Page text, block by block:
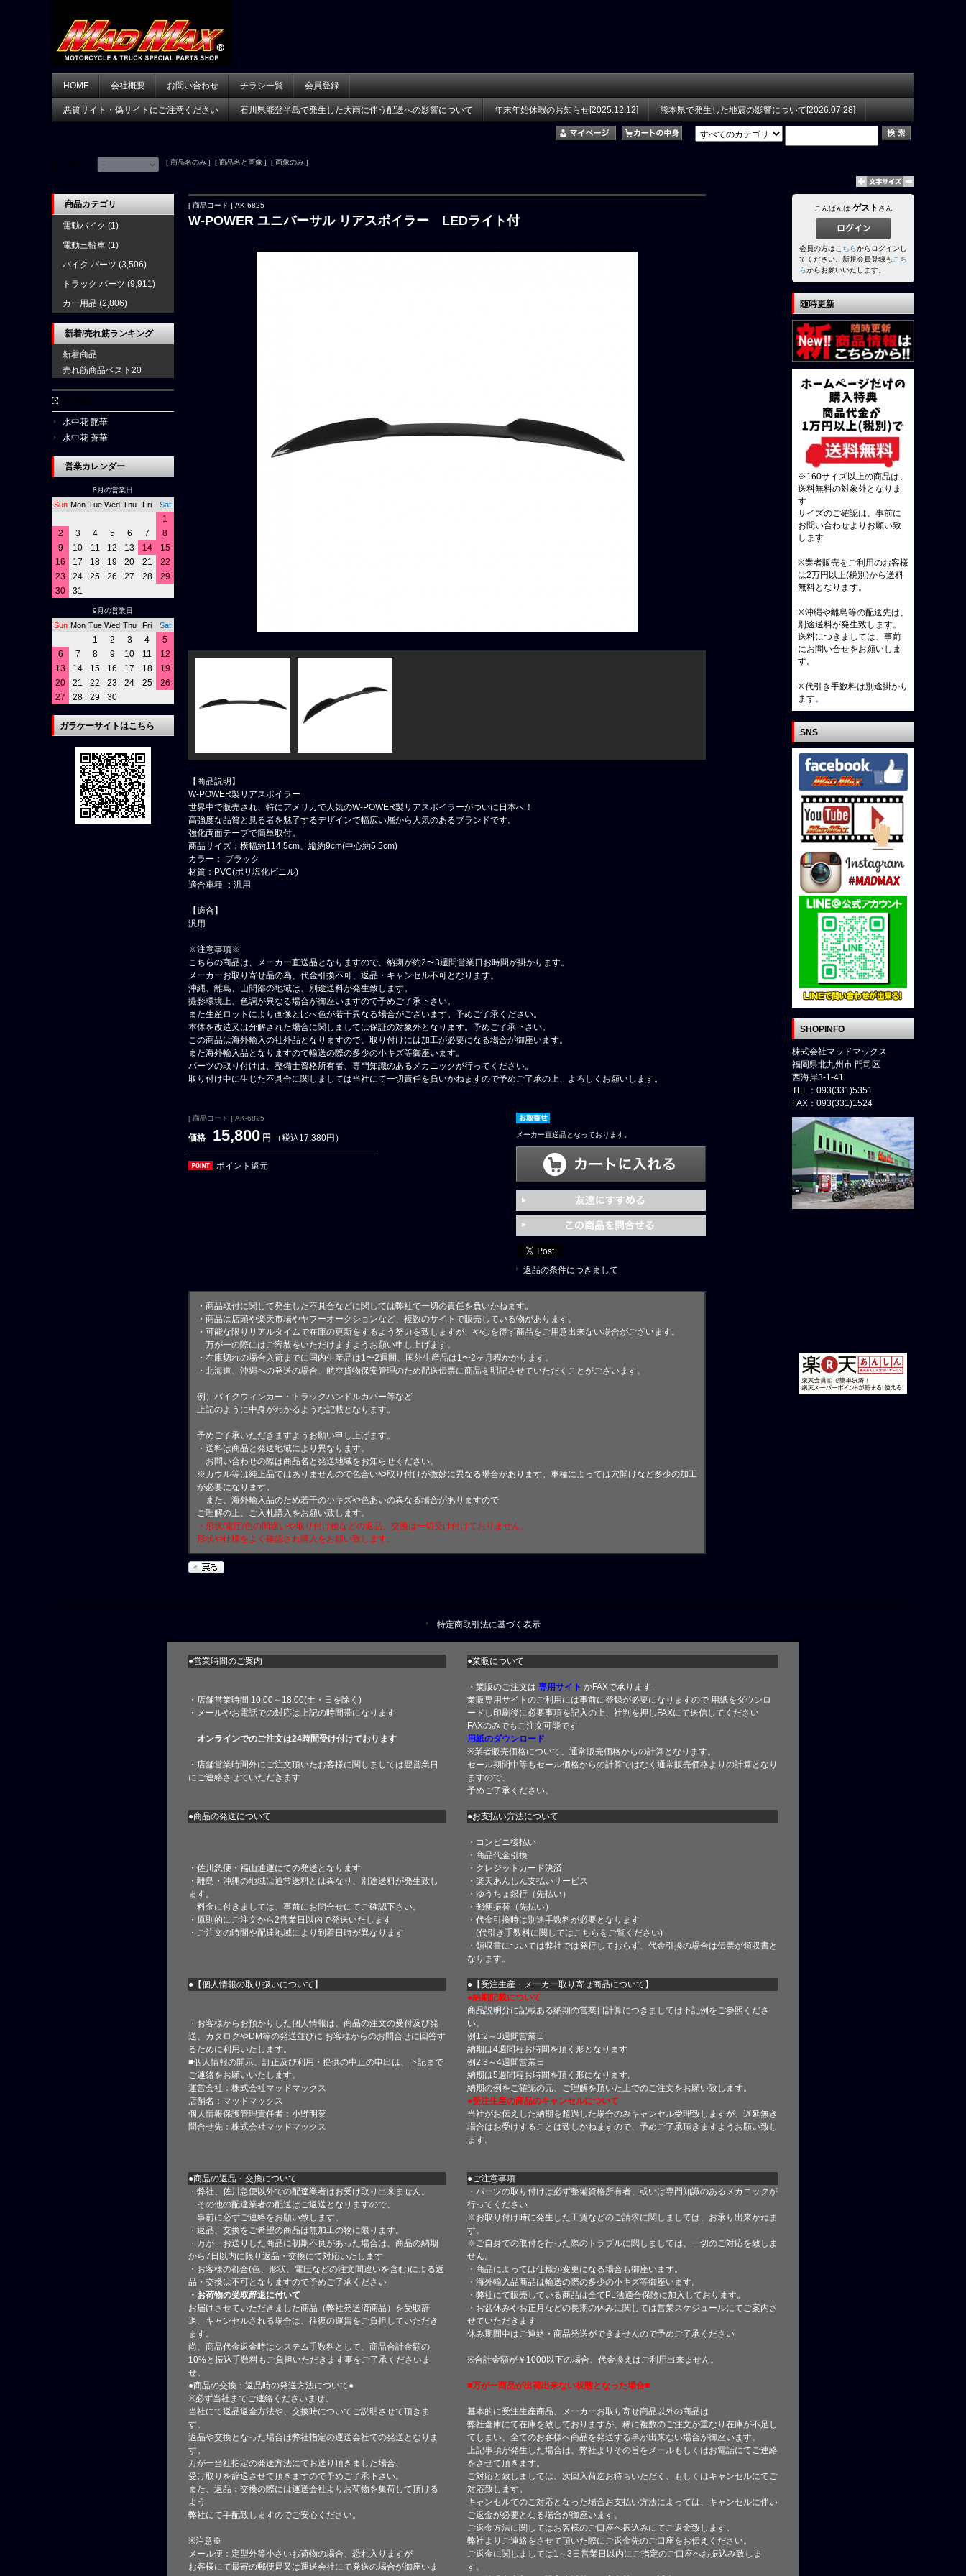
HOME 会社概要 お問い合わせ チラシ一覧 会員登録
悪質サイト・偽サイトにご注意ください 石川県能登半島で発生した大雨に伴う配送への影響について 年末年始休暇のお知らせ[2025.12.12] 熊本県で発生した地震の影響について[2026.07.28]
[ 商品名のみ ] [ 商品名と画像 ] [ 画像のみ ]
[ 商品コード ] AK-6825
W-POWER ユニバーサル リアスポイラー LEDライト付
【商品説明】
W-POWER製リアスポイラー
世界中で販売され、特にアメリカで人気のW-POWER製リアスポイラーがついに日本へ！
高強度な品質と見る者を魅了するデザインで幅広い層から人気のあるブランドです。
強化両面テープで簡単取付。
商品サイズ：横幅約114.5cm、縦約9cm(中心約5.5cm)
カラー： ブラック
材質：PVC(ポリ塩化ビニル)
適合車種 ：汎用
【適合】
汎用
※注意事項※
こちらの商品は、メーカー直送品となりますので、納期が約2〜3週間営業日お時間が掛かります。
メーカーお取り寄せ品の為、代金引換不可、返品・キャンセル不可となります。
沖縄、離島、山間部の地域は、別途送料が発生致します。
撮影環境上、色調が異なる場合が御座いますので予めご了承下さい。
また生産ロットにより画像と比べ色が若干異なる場合がございます。予めご了承ください。
本体を改造又は分解された場合に関しましては保証の対象外となります。予めご了承下さい。
この商品は海外輸入の社外品となりますので、取り付けには加工が必要になる場合が御座います。
また海外輸入品となりますので輸送の際の多少の小キズ等御座います。
パーツの取り付けは、整備士資格所有者、専門知識のあるメカニックが行ってください。
取り付け中に生じた不具合に関しましては当社にて一切責任を負いかねますので予めご了承の上、よろしくお願いします。
[ 商品コード ] AK-6825
価格 15,800 円 （税込17,380円）
ポイント還元
メーカー直送品となっております。
返品の条件につきまして
・商品取付に関して発生した不具合などに関しては弊社で一切の責任を負いかねます。
・商品は店頭や楽天市場やヤフーオークションなど、複数のサイトで販売している物があります。
・可能な限りリアルタイムで在庫の更新をするよう努力を致しますが、やむを得ず商品をご用意出来ない場合がございます。
万が一の際にはご容赦をいただけますようお願い申し上げます。
・在庫切れの場合入荷までに国内生産品は1〜2週間、国外生産品は1〜2ヶ月程かかります。
・北海道、沖縄への発送の場合、航空貨物保安管理のため配送伝票に商品を明記させていただくことがございます。
例）バイクウィンカー・トラックハンドルカバー等など
上記のように中身がわかるような記載となります。
予めご了承いただきますようお願い申し上げます。
・送料は商品と発送地域により異なります。
お問い合わせの際は商品名と発送地域をお知らせください。
※カウル等は純正品ではありませんので色合いや取り付けが微妙に異なる場合があります。車種によっては穴開けなど多少の加工
が必要になります。
また、海外輸入品のため若干の小キズや色あいの異なる場合がありますので
ご理解の上、ご入札購入をお願い致します。
・形状/電圧/色の間違いや取り付け後などの返品、交換は一切受け付けておりません。
形状や仕様をよく確認され購入をお願い致します。
商品カテゴリ
電動バイク (1)
電動三輪車 (1)
バイク パーツ (3,506)
トラック パーツ (9,911)
カー用品 (2,806)
新着/売れ筋ランキング
新着商品
売れ筋商品ベスト20
水中花 艶華
水中花 蒼華
営業カレンダー
8月の営業日
Sun Mon Tue Wed Thu Fri Sat
1
2
3 4 5 6 7
8
9
10 11 12 13 14
15
16
17 18 19 20 21
22
23
24 25 26 27 28
29
30
31
9月の営業日
Sun Mon Tue Wed Thu Fri Sat
1 2 3 4
5
6
7 8 9 10 11
12
13
14 15 16 17 18
19
20
21 22 23 24 25
26
27
28 29 30
ガラケーサイトはこちら
こんばんは ゲスト さん
会員の方はこちらからログインし
てください。新規会員登録もこち
らからお願いいたします。
随時更新
※160サイズ以上の商品は、
送料無料の対象外となりま
す
サイズのご確認は、事前に
お問い合わせよりお願い致
します
※業者販売をご利用のお客様
は2万円以上(税別)から送料
無料となります。
※沖縄や離島等の配送先は、
別途送料が発生致します。
送料につきましては、事前
にお問い合せをお願いしま
す。
※代引き手数料は別途掛かり
ます。
SNS
SHOPINFO
株式会社マッドマックス
福岡県北九州市 門司区
西海岸3-1-41
TEL：093(331)5351
FAX：093(331)1524
特定商取引法に基づく表示
●営業時間のご案内 ●業販について
・店舗営業時間 10:00～18:00(土・日を除く)
・メールやお電話での対応は上記の時間帯になります
オンラインでのご注文は24時間受け付けております
・店舗営業時間外にご注文頂いたお客様に関しましては翌営業日
にご連絡させていただきます
・業販のご注文は 専用サイト かFAXで承ります
業販専用サイトのご利用には事前に登録が必要になりますので 用紙をダウンロ
ードし印刷後に必要事項を記入の上、社判を押しFAXにて送信してください
FAXのみでもご注文可能です
用紙のダウンロード
※業者販売価格について、通常販売価格からの計算となります。
セール期間中等もセール価格からの計算ではなく通常販売価格よりの計算となり
ますので、
予めご了承ください。
●商品の発送について ●お支払い方法について
・佐川急便・福山通運にての発送となります
・離島・沖縄の地域は通常送料とは異なり、別途送料が発生致し
ます。
料金に付きましては、事前にお問合せにてご確認下さい。
・原則的にご注文から2営業日以内で発送いたします
・ご注文の時間や配達地域により到着日時が異なります
・コンビニ後払い
・商品代金引換
・クレジットカード決済
・楽天あんしん支払いサービス
・ゆうちょ銀行（先払い）
・郵便振替（先払い）
・代金引換時は別途手数料が必要となります
(代引き手数料に関しては こちら をご覧ください)
・領収書については弊社では発行しておらず、代金引換の場合は伝票が領収書と
なります。
●【個人情報の取り扱いについて】 ●【受注生産・メーカー取り寄せ商品について】
・お客様からお預かりした個人情報は、商品の注文の受付及び発
送、カタログやDM等の発送並びに お客様からのお問合せに回答す
るために利用いたします。
■個人情報の開示、訂正及び利用・提供の中止の申出は、下記まで
ご連絡をお願いいたします。
運営会社：株式会社マッドマックス
店舗名：マッドマックス
個人情報保護管理責任者：小野明菜
問合せ先：株式会社マッドマックス
●納期記載について
商品説明分に記載ある納期の営業日計算につきましては下記例をご参照くださ
い。
例1:2～3週間営業日
納期は4週間程お時間を頂く形となります
例2:3～4週間営業日
納期は5週間程お時間を頂く形になります。
納期の例をご確認の元、ご理解を頂いた上でのご注文をお願い致します。
●受注生産の商品のキャンセルについて
当社がお伝えした納期を超過した場合のみキャンセル受理致しますが、遅延無き
場合はお受けすることは致しかねますので、予めご了承頂きますようお願い致し
ます。
●商品の返品・交換について
●ご注意事項
・弊社、佐川急便以外での配達業者はお受け取り出来ません。
その他の配達業者の配送はご返送となりますので、
事前に必ずご連絡をお願い致します。
・返品、交換をご希望の商品は無加工の物に限ります。
・万が一お送りした商品に初期不良があった場合は、商品の納期
から7日以内に限り返品・交換にて対応いたします
・お客様の都合(色、形状、電圧などの注文間違いを含む)による返
品・交換は不可となりますので予めご了承ください
・お荷物の受取辞退に付いて
お届けさせていただきました商品（弊社発送済商品）を受取辞
退、キャンセルされる場合は、往復の運賃をご負担していただき
ます。
尚、商品代金返金時はシステム手数料として、商品合計金額の
10%と振込手数料もご負担いただきます事をご了承くださいま
せ。
●商品の交換：返品時の発送方法について●
※必ず当社までご連絡くださいませ。
当社にて返品返金方法や、交換時についてご説明させて頂きま
す。
返品や交換となった場合は弊社指定の運送会社での発送となりま
す。
万が一当社指定の発送方法にてお送り頂きました場合、
受け取りを辞退させて頂きますので予めご了承下さい。
また、返品：交換の際には運送会社よりお荷物を集荷して頂ける
よう
弊社にて手配致しますのでご安心ください。
※注意※
メール便：定型外等小さいお荷物の場合、恐れ入りますが
お客様にて最寄の郵便局又は運送会社にて発送の場合が御座いま
・パーツの取り付けは必ず整備資格所有者、或いは専門知識のあるメカニックが
行ってください
※お取り付け時に発生した工賃などのご請求に関しましては、お承り出来かねま
す。
※ご自身での取付を行った際のトラブルに関しましては、一切のご対応を致しま
せん。
・商品によっては仕様が変更になる場合も御座います。
・海外輸入品商品は輸送の際の多少の小キズ等御座います。
・弊社にて販売している商品は全てPL法適合保険に加入しております。
・お盆休みやお正月などの長期の休みに関しては営業スケジュールにてご案内さ
せていただきます
休み期間中はご連絡・商品発送ができませんので予めご了承ください
※合計金額が￥1000以下の場合、代金換えはご利用出来ません。
■万が一商品が出荷出来ない状態となった場合■
基本的に受注生産商品、メーカーお取り寄せ商品以外の商品は
弊社倉庫にて在庫を致しておりますが、稀に複数のご注文が重なり在庫が不足し
てしまい、全てのお客様へ商品を発送する事が出来ない場合が御座います。
上記事項が発生した場合は、弊社よりその旨をメールもしくはお電話にてご連絡
をさせて頂きます。
ご対応と致しましては、次回入荷迄お待ちいただく、もしくはキャンセルにてご
対応致します。
キャンセルでのご対応となった場合お支払い方法によっては、キャンセルに伴い
ご返金が必要となる場合が御座います。
ご返金方法に関してはお客様のご口座へ振込みにてご返金致します。
弊社よりご連絡をさせて頂いた際にご返金先のご口座をお伝えください。
ご返金に関しましては1～3日営業日以内にご指定のご口座へお振込み致しま
す。